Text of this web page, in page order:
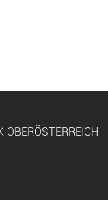
OBERÖSTERREICH